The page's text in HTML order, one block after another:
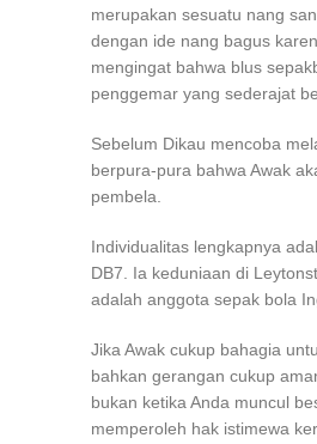
merupakan sesuatu nang
dengan ide nang bagus
mengingat bahwa blus
penggemar yang sederajat
Sebelum Dikau mencoba
berpura-pura bahwa Awak
pembela.
Individualitas lengkapnya
DB7. Ia keduniaan di
adalah anggota sepak bola
Jika Awak cukup bahagia
bahkan gerangan cukup
bukan ketika Anda muncul
memperoleh hak istimewa